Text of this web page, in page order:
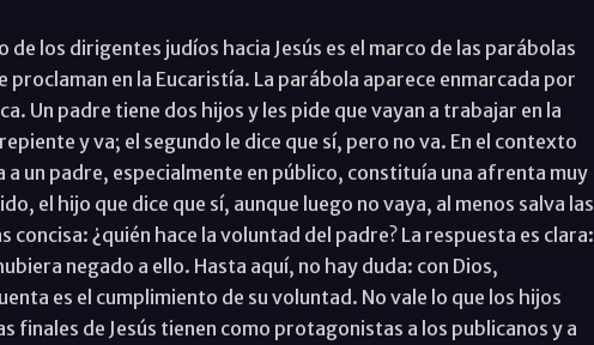
de los dirigentes judíos hacia Jesús es el marco de las parábolas
proclaman en la Eucaristía. La parábola aparece enmarcada por
Un padre tiene dos hijos y les pide que vayan a trabajar en la
y va; el segundo le dice que sí, pero no va. En el contexto
a un padre, especialmente en público, constituía una afrenta muy
el hijo que dice que sí, aunque luego no vaya, al menos salva las
concisa: ¿quién hace la voluntad del padre? La respuesta es clara:
negado a ello. Hasta aquí, no hay duda: con Dios,
es el cumplimiento de su voluntad. No vale lo que los hijos
finales de Jesús tienen como protagonistas a los publicanos y a